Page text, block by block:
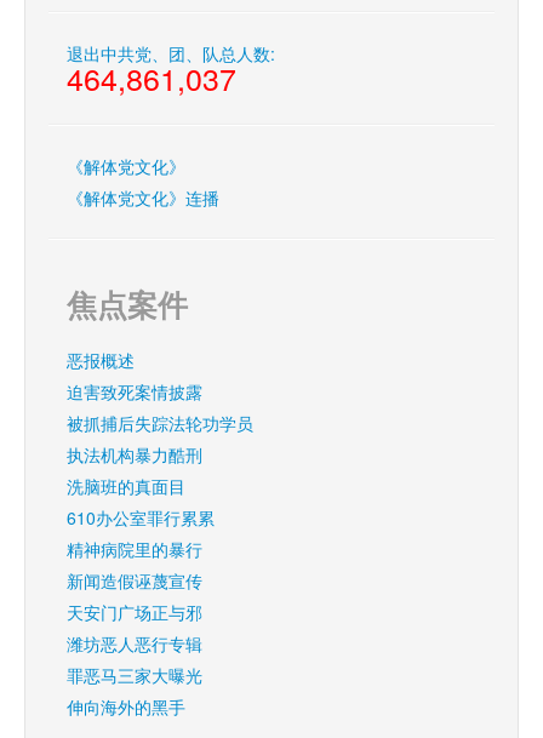
退出中共党、团、队总人数:
464,861,037
《解体党文化》
《解体党文化》连播
焦点案件
恶报概述
迫害致死案情披露
被抓捕后失踪法轮功学员
执法机构暴力酷刑
洗脑班的真面目
610办公室罪行累累
精神病院里的暴行
新闻造假诬蔑宣传
天安门广场正与邪
潍坊恶人恶行专辑
罪恶马三家大曝光
伸向海外的黑手